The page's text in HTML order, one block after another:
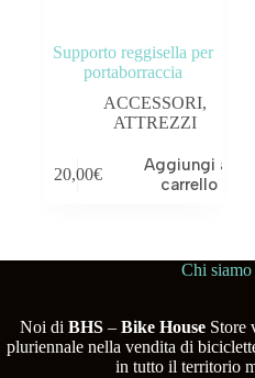
OUTLET
Supporto reggisella per
portaborraccia
ACCESSORI,
ATTREZZI
20,00€
Aggiungi al
carrello
Chi siamo
Noi di BHS– Bike HouseStore
pluriennale nella vendita di
in tutto il territorio